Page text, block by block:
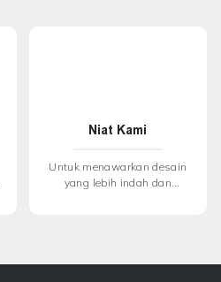
Niat Kami
Untuk menawarkan desain
yang lebih indah dan